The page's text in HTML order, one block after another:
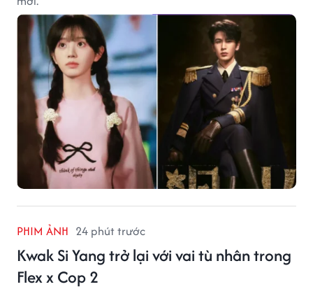
PHIM ẢNH 24 phút trước
Kwak Si Yang trở lại với vai tù nhân trong
Flex x Cop 2